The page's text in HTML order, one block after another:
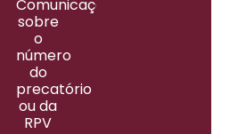
⁠Comunicação
sobre
o
número
do
precatório
ou da
RPV